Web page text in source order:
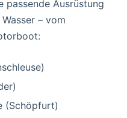
passende Ausrüstung
– vom
(Schöpfurt)